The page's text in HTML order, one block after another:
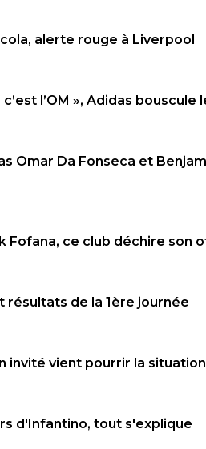
alerte rouge à Liverpool
l’OM », Adidas bouscule
Omar Da Fonseca et
Fofana, ce club déchire son
résultats de la 1ère journée
invité vient pourrir la situation
d'Infantino, tout s'explique